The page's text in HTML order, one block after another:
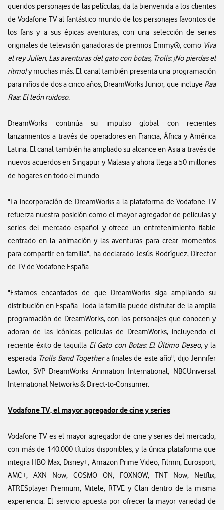
queridos personajes de las películas, da la bienvenida a los clientes
de Vodafone TV al fantástico mundo de los personajes favoritos de
los fans y a sus épicas aventuras, con una selección de series
originales de televisión ganadoras de premios Emmy®, como Viva
el rey Julien, Las aventuras del gato con botas, Trolls: ¡No pierdas el
ritmo!y muchas más. El canal también presenta una programación
para niños de dos a cinco años, DreamWorks Junior, que incluye Raa
Raa: El león ruidoso.
DreamWorks continúa su impulso global con recientes
lanzamientos a través de operadores en Francia, África y América
Latina. El canal también ha ampliado su alcance en Asia a través de
nuevos acuerdos en Singapur y Malasia y ahora llega a 50 millones
de hogares en todo el mundo.
"La incorporación de DreamWorks a la plataforma de Vodafone TV
refuerza nuestra posición como el mayor agregador de películas y
series del mercado español y ofrece un entretenimiento fiable
centrado en la animación y las aventuras para crear momentos
para compartir en familia", ha declarado Jesús Rodríguez, Director
de TV de Vodafone España.
"Estamos encantados de que DreamWorks siga ampliando su
distribución en España. Toda la familia puede disfrutar de la amplia
programación de DreamWorks, con los personajes que conocen y
adoran de las icónicas películas de DreamWorks, incluyendo el
reciente éxito de taquilla El Gato con Botas: El Último Deseo, y la
esperada Trolls Band Togethera finales de este año", dijo Jennifer
Lawlor, SVP DreamWorks Animation International, NBCUniversal
International Networks & Direct-to-Consumer.
Vodafone TV, el mayor agregador de cine y series
Vodafone TV es el mayor agregador de cine y series del mercado,
con más de 140.000 títulos disponibles, y la única plataforma que
integra HBO Max, Disney+, Amazon Prime Video, Filmin, Eurosport,
AMC+, AXN Now, COSMO ON, FOXNOW, TNT Now, Netflix,
ATRESplayer Premium, Mitele, RTVE y Clan dentro de la misma
experiencia. El servicio apuesta por ofrecer la mayor variedad de